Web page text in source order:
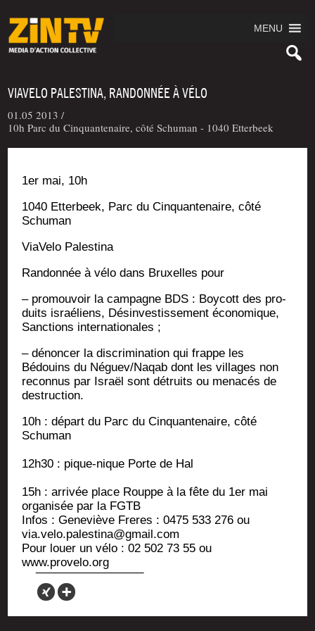
MENU
VIAVELO PALESTINA, RANDONNÉE À VÉLO
01.05 2013 /
10h Parc du Cinquantenaire, côté Schuman - 1040 Etterbeek
1er mai, 10h
1040 Etter­beek, Parc du Cin­quan­te­naire, côté
Schuman
Via­Ve­lo Palestina
Ran­don­née à vélo dans Bruxelles pour
– pro­mou­voir la cam­pagne BDS : Boy­cott des pro­
duits israé­liens, Dés­in­ves­tis­se­ment éco­no­mique,
Sanc­tions internationales ;
– dénon­cer la dis­cri­mi­na­tion qui frappe les
Bédouins du Néguev/Naqab dont les vil­lages non
recon­nus par Israël sont détruits ou mena­cés de
destruction.
10h : départ du Parc du Cin­quan­te­naire, côté
Schuman
12h30 : pique-nique Porte de Hal
15h : arri­vée place Rouppe à la fête du 1er mai
orga­ni­sée par la FGTB
Infos : Gene­viève Freres : 0475 533 276 ou
via.velo.palestina@gmail.com
Pour louer un vélo : 02 502 73 55 ou
www.provelo.org